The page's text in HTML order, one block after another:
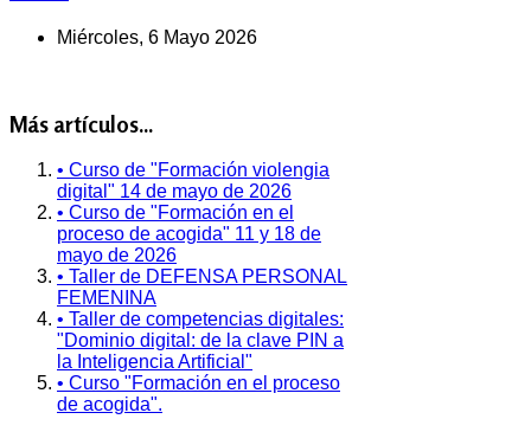
Miércoles, 6 Mayo 2026
Más artículos...
• Curso de "Formación violengia
digital" 14 de mayo de 2026
• Curso de "Formación en el
proceso de acogida" 11 y 18 de
mayo de 2026
• Taller de DEFENSA PERSONAL
FEMENINA
• Taller de competencias digitales:
"Dominio digital: de la clave PIN a
la Inteligencia Artificial"
• Curso "Formación en el proceso
de acogida".